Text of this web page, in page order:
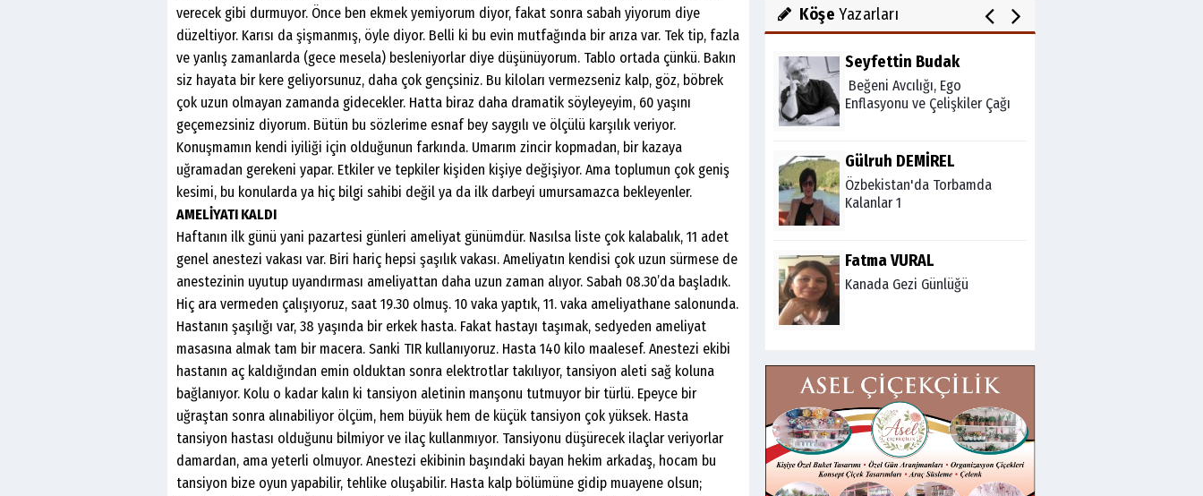
verecek gibi durmuyor. Önce ben ekmek yemiyorum diyor, fakat sonra sabah yiyorum diye
düzeltiyor. Karısı da şişmanmış, öyle diyor. Belli ki bu evin mutfağında bir arıza var. Tek tip, fazla
ve yanlış zamanlarda (gece mesela) besleniyorlar diye düşünüyorum. Tablo ortada çünkü. Bakın
siz hayata bir kere geliyorsunuz, daha çok gençsiniz. Bu kiloları vermezseniz kalp, göz, böbrek
çok uzun olmayan zamanda gidecekler. Hatta biraz daha dramatik söyleyeyim, 60 yaşını
geçemezsiniz diyorum. Bütün bu sözlerime esnaf bey saygılı ve ölçülü karşılık veriyor.
Konuşmamın kendi iyiliği için olduğunun farkında. Umarım zincir kopmadan, bir kazaya
uğramadan gerekeni yapar. Etkiler ve tepkiler kişiden kişiye değişiyor. Ama toplumun çok geniş
kesimi, bu konularda ya hiç bilgi sahibi değil ya da ilk darbeyi umursamazca bekleyenler.
AMELİYATI KALDI
Haftanın ilk günü yani pazartesi günleri ameliyat günümdür. Nasılsa liste çok kalabalık, 11 adet
genel anestezi vakası var. Biri hariç hepsi şaşılık vakası. Ameliyatın kendisi çok uzun sürmese de
anestezinin uyutup uyandırması ameliyattan daha uzun zaman alıyor. Sabah 08.30’da başladık.
Hiç ara vermeden çalışıyoruz, saat 19.30 olmuş. 10 vaka yaptık, 11. vaka ameliyathane salonunda.
Hastanın şaşılığı var, 38 yaşında bir erkek hasta. Fakat hastayı taşımak, sedyeden ameliyat
masasına almak tam bir macera. Sanki TIR kullanıyoruz. Hasta 140 kilo maalesef. Anestezi ekibi
hastanın aç kaldığından emin olduktan sonra elektrotlar takılıyor, tansiyon aleti sağ koluna
bağlanıyor. Kolu o kadar kalın ki tansiyon aletinin manşonu tutmuyor bir türlü. Epeyce bir
uğraştan sonra alınabiliyor ölçüm, hem büyük hem de küçük tansiyon çok yüksek. Hasta
tansiyon hastası olduğunu bilmiyor ve ilaç kullanmıyor. Tansiyonu düşürecek ilaçlar veriyorlar
damardan, ama yeterli olmuyor. Anestezi ekibinin başındaki bayan hekim arkadaş, hocam bu
tansiyon bize oyun yapabilir, tehlike oluşabilir. Hasta kalp bölümüne gidip muayene olsun;
Köşe Yazarları
Seyfettin Budak
Beğeni Avcılığı, Ego
Enflasyonu ve Çelişkiler Çağı
Gülruh DEMİREL
Özbekistan'da Torbamda
Kalanlar 1
Fatma VURAL
Kanada Gezi Günlüğü
Röportaj Serisi-46: Konuk
=Prof.Dr.Hakan Atalay
(Psikanaliz)
Hüseyin TUNÇAY
Gökçeada Gezimiz-IV